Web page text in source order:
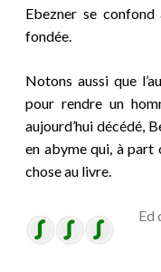
Ebezner se
fondée.
Notons aussi que
pour rendre un
aujourd’hui décédé,
en abyme qui, à part
chose au livre.
Ed